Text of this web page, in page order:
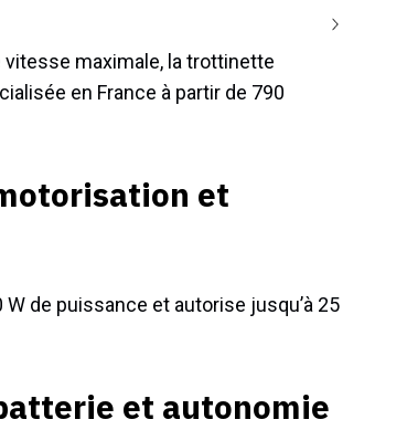
vitesse maximale, la trottinette
en France à partir de 790
et
de puissance et autorise jusqu’à 25
et autonomie